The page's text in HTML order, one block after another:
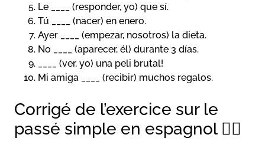
Le ____ (responder, yo) que sí.
Tú ____ (nacer) en enero.
Ayer ____ (empezar, nosotros) la dieta.
No ____ (aparecer, él) durante 3 días.
____ (ver, yo) una peli brutal!
Mi amiga ____ (recibir) muchos regalos.
Corrigé de l’exercice sur le
passé simple en espagnol ✍🏼